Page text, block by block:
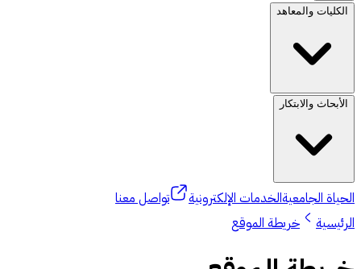
الكليات والمعاهد
الأبحاث والابتكار
الحياة الجامعيةالخدمات الإلكترونية
تواصل معنا
الرئيسية
خريطة الموقع